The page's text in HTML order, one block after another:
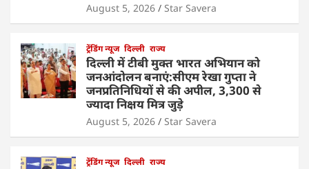
August 5, 2026 Star Savera
ट्रेंडिंग न्यूज दिल्ली राज्य
दिल्ली में टीबी मुक्त भारत अभियान को
जनआंदोलन बनाएं:सीएम रेखा गुप्ता ने
जनप्रतिनिधियों से की अपील, 3,300 से
ज्यादा निक्षय मित्र जुड़े
August 5, 2026 Star Savera
ट्रेंडिंग न्यूज दिल्ली राज्य